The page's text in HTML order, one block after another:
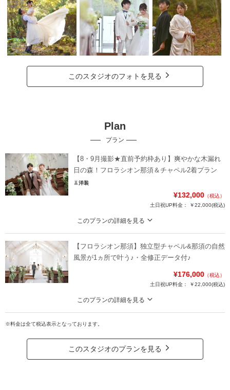
このスタジオのフォトを見る
Plan
プラン
【8・9月撮影★直前予約枠あり】爽やかな木漏れ
日の森！フロラシオン那須＆チャペル2着プラン
洋装
¥132,000 （税込）
土日祝UP料金：
￥22,000(税込)
このプランの詳細を見る
爽やかな木漏れ日の森森＆チャペル2着撮影 ＊フロラシオン那須フォト♡
撮影シーズンの那須。ホテル利用者しか居ない敷地ならゆったり撮影が叶う！
フロラシオン那須なら独立型チャペルと、拓けた自然景の牧場・木々が美しい
遊歩道に渓流と那須の景色がぎゅっと詰まっています。
撮影料
着付け ヘアメイク 小物一式
データ 150カット
【フロラシオン那須】独立型チャペル&那須の自然
風景が1ヵ所で叶う♪・全修正データ付♪
¥176,000 （税込）
土日祝UP料金：
￥22,000(税込)
このプランの詳細を見る
温かな雰囲気の独立型のチャペルと四季折々の景色・渓流での撮影が1ヵ所で叶
う！
楽しめるフロラシオン那須さんでの撮影は那須らしい魅力がたくさん！
ご親族様用の控室もあるので、ご家族様と撮影したい方や色々なシチュエーシ
※料金は全て税込表示となっております。
このスタジオのプランを見る